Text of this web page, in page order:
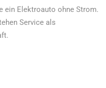
ein Elektroauto ohne Strom.
Service als